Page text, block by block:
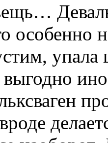
особенно
упала
выгодно